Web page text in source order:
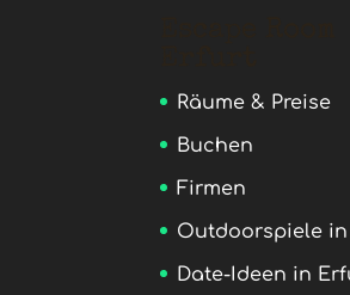
Räume & Preise
Buchen
Firmen
Outdoorspiele
Date-Ideen in